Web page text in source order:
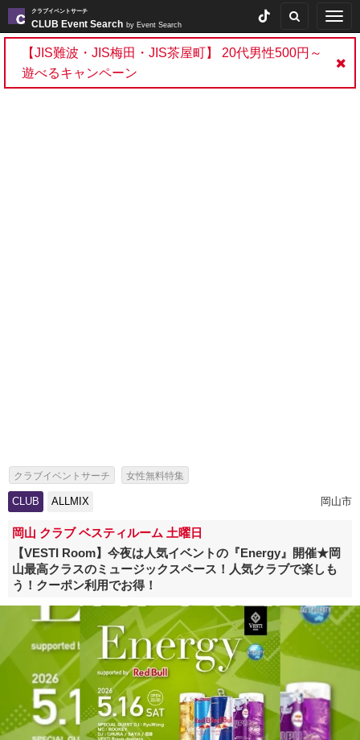
クラブイベントサーチ
CLUB Event Search by Event Search
【JIS難波・JIS梅田・JIS茶屋町】 20代男性500円～
遊べるキャンペーン
クラブイベントサーチ 女性無料特集
海外アーティスト来日情報・芸能人出演イベント特集
CLUB ALLMIX 岡山市
岡山 クラブ ベスティルーム 土曜日
【VESTI Room】今夜は人気イベントの『Energy』開催★岡
山最高クラスのミュージックスペース！人気クラブで楽しも
う！クーポン利用でお得！